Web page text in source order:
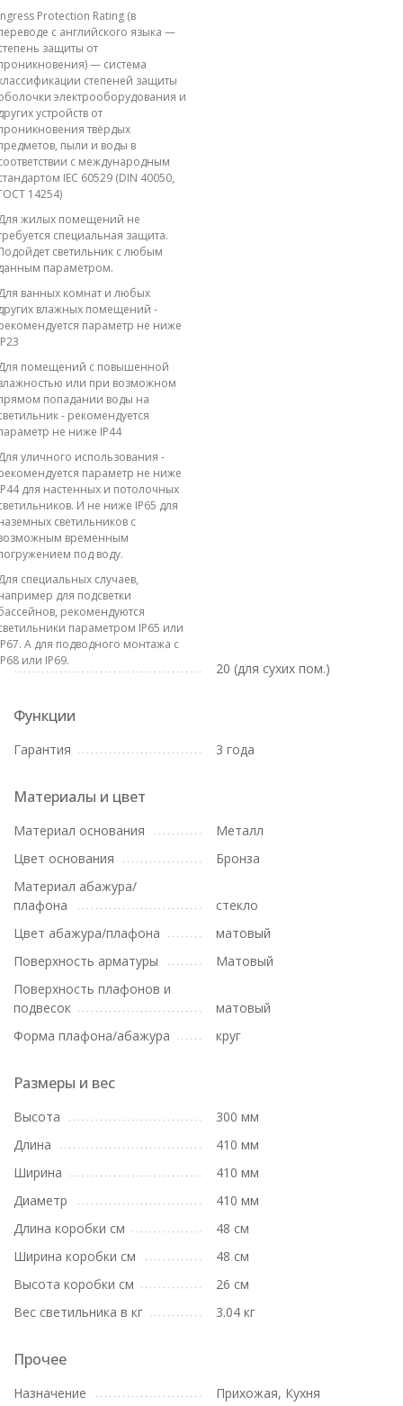
Protection Rating (в
с английского языка —
защиты от
— система
степеней защиты
электрооборудования и
устройств от
твёрдых
пыли и воды в
с международным
IEC 60529 (DIN 40050,
14254)
жилых помещений не
специальная защита.
светильник с любым
параметром.
ванных комнат и любых
влажных помещений -
параметр не ниже
помещений с повышенной
или при возможном
попадании воды на
- рекомендуется
не ниже IP44
уличного использования -
параметр не ниже
для настенных и потолочных
И не ниже IP65 для
светильников с
временным
под воду.
специальных случаев,
для подсветки
рекомендуются
параметром IP65 или
А для подводного монтажа с
или IP69.
20 (для сухих пом.)
Функции
Гарантия 3 года
Материалы и цвет
Материал основания
Металл
Цвет основания
Бронза
Материал абажура/
плафона
стекло
Цвет абажура/плафона
матовый
Поверхность арматуры
Матовый
Поверхность плафонов и
подвесок
матовый
Форма плафона/абажура
круг
Размеры и вес
Высота
300 мм
Длина
410 мм
Ширина
410 мм
Диаметр
410 мм
Длина коробки см
48 см
Ширина коробки см
48 см
Высота коробки см
26 см
Вес светильника в кг
3.04 кг
Прочее
Назначение Прихожая, Кухня